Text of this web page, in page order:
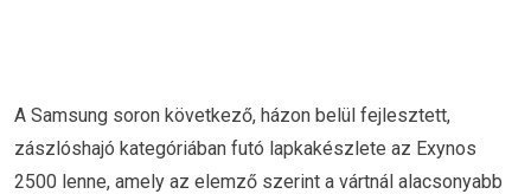
A Samsung soron következő, házon belül fejlesztett,
zászlóshajó kategóriában futó lapkakészlete az Exynos
2500 lenne, amely az elemző szerint a vártnál alacsonyabb